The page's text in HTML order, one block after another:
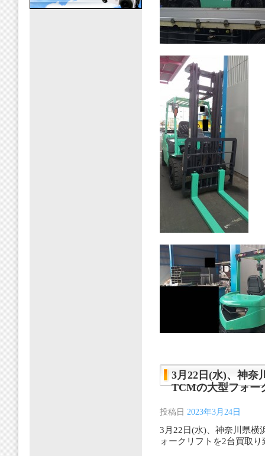
3月22日(水)、神奈
TCMの大型フォー
投稿日 2023年3月24日
3月22日(水)、神奈川県横
ォークリフトを2台買取